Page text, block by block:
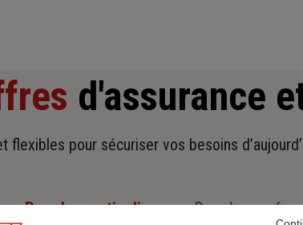
d'assurance
flexibles pour sécuriser vos besoins
Pour les particuliers Pour les